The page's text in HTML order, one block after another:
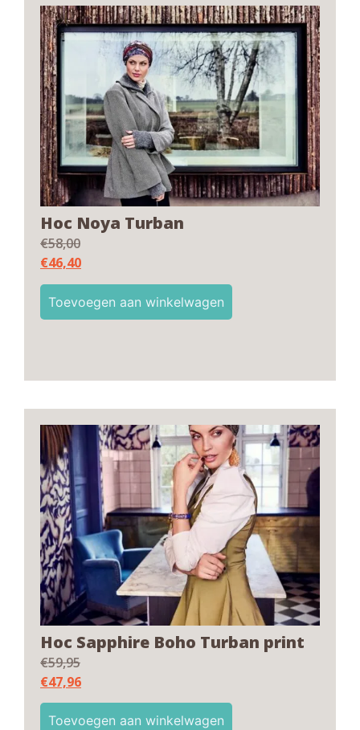
Hoc Noya Turban
€58,00
€46,40
Toevoegen aan winkelwagen
Hoc Sapphire Boho Turban print
€59,95
€47,96
Toevoegen aan winkelwagen